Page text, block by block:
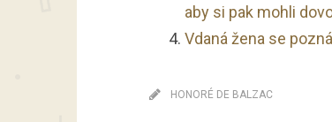
aby si pak mohli
Vdaná žena se
HONORÉ DE BALZAC